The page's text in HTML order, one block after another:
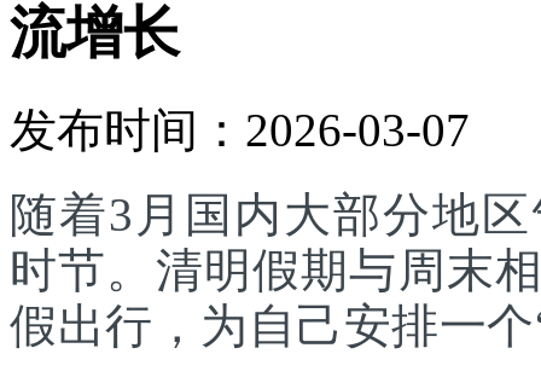
流增长
发布时间：2026-03-07
随着3月国内大部分地
时节。清明假期与周末
假出行，为自己安排一